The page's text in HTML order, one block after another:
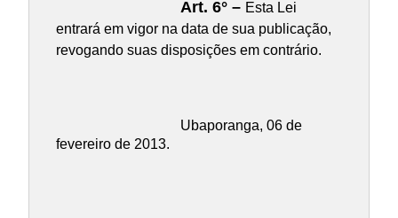
Art. 6° – Esta Lei
entrará em vigor na data de sua publicação,
revogando suas disposições em contrário.
Ubaporanga, 06 de
fevereiro de 2013.